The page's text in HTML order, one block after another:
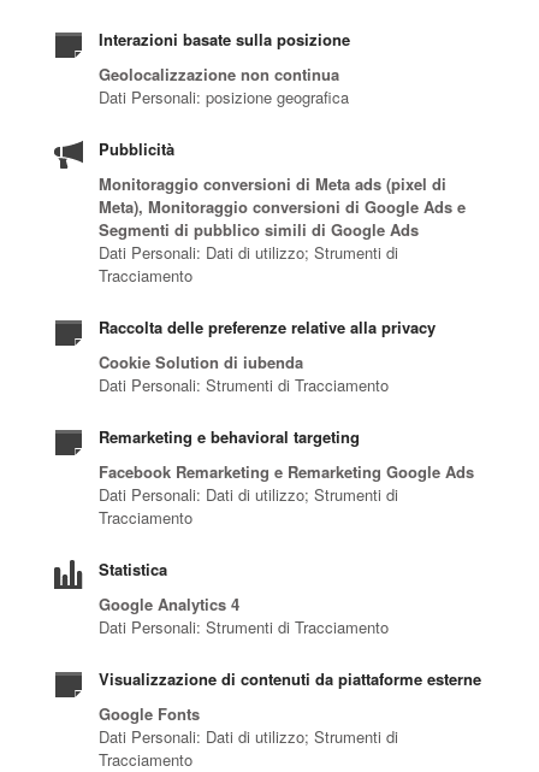
Interazioni basate sulla posizione
Geolocalizzazione non continua
Dati Personali: posizione geografica
Pubblicità
Monitoraggio conversioni di Meta ads (pixel di
Meta), Monitoraggio conversioni di Google Ads e
Segmenti di pubblico simili di Google Ads
Dati Personali: Dati di utilizzo; Strumenti di
Tracciamento
Raccolta delle preferenze relative alla privacy
Cookie Solution di iubenda
Dati Personali: Strumenti di Tracciamento
Remarketing e behavioral targeting
Facebook Remarketing e Remarketing Google Ads
Dati Personali: Dati di utilizzo; Strumenti di
Tracciamento
Statistica
Google Analytics 4
Dati Personali: Strumenti di Tracciamento
Visualizzazione di contenuti da piattaforme esterne
Google Fonts
Dati Personali: Dati di utilizzo; Strumenti di
Tracciamento